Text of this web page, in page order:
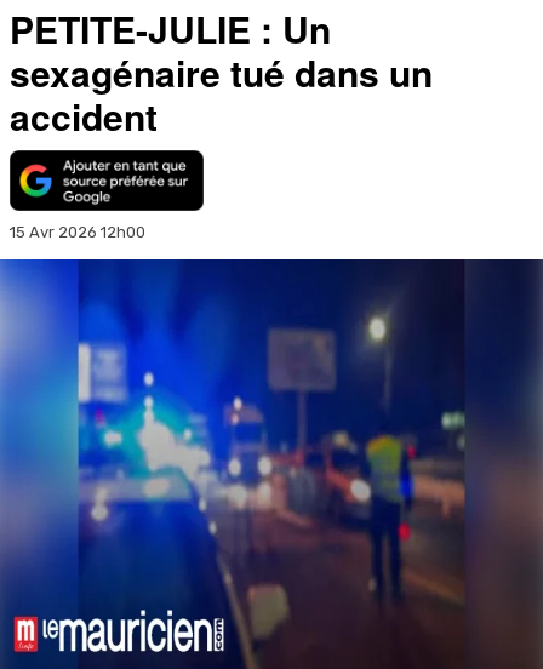
PETITE-JULIE : Un
sexagénaire tué dans un
accident
15 Avr 2026 12h00